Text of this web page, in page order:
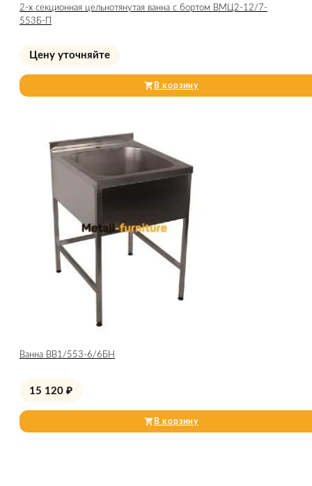
2-х секционная цельнотянутая ванна с бортом ВМЦ2-12/7-
553Б-П
Цену уточняйте
В корзину
Ванна ВВ1/553-6/6БН
15 120 ₽
В корзину